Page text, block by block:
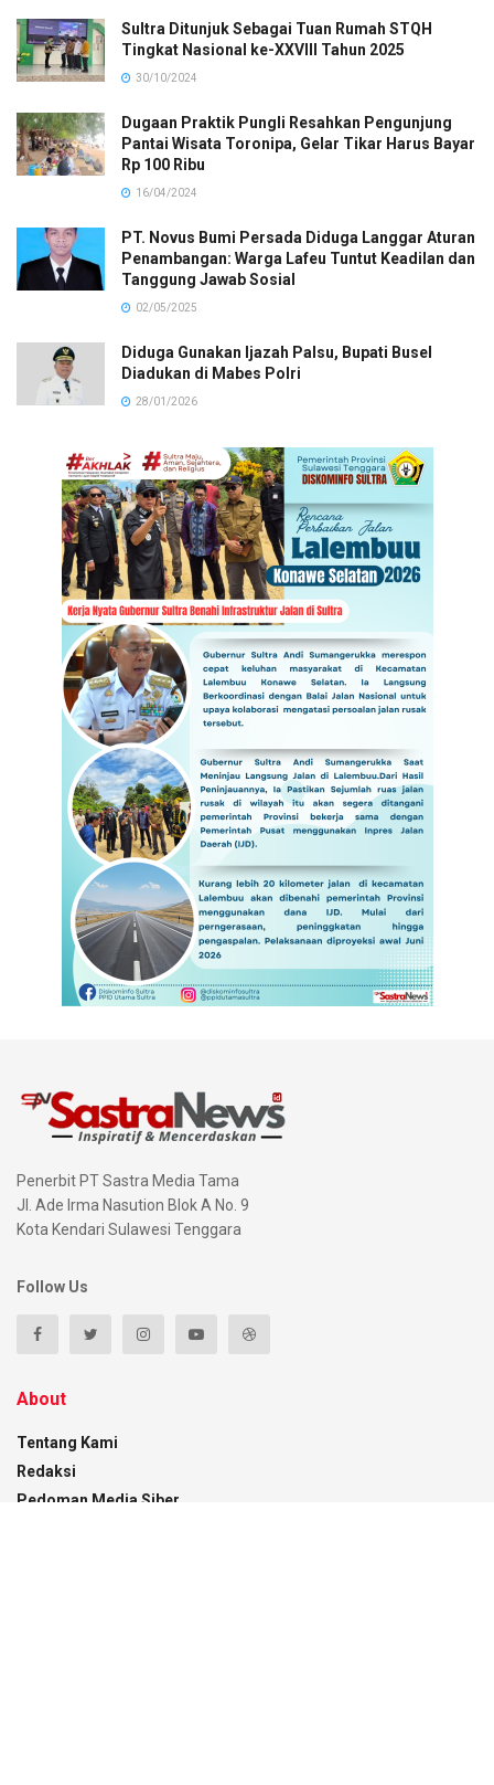
Sultra Ditunjuk Sebagai Tuan Rumah STQH
Tingkat Nasional ke-XXVIII Tahun 2025
30/10/2024
Dugaan Praktik Pungli Resahkan Pengunjung
Pantai Wisata Toronipa, Gelar Tikar Harus Bayar
Rp 100 Ribu
16/04/2024
PT. Novus Bumi Persada Diduga Langgar Aturan
Penambangan: Warga Lafeu Tuntut Keadilan dan
Tanggung Jawab Sosial
02/05/2025
Diduga Gunakan Ijazah Palsu, Bupati Busel
Diadukan di Mabes Polri
28/01/2026
Penerbit PT Sastra Media Tama
Jl. Ade Irma Nasution Blok A No. 9
Kota Kendari Sulawesi Tenggara
Follow Us
About
Tentang Kami
Redaksi
Pedoman Media Siber